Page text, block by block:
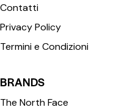
Contatti
Privacy Policy
Termini e Condizioni
BRANDS
The North Face